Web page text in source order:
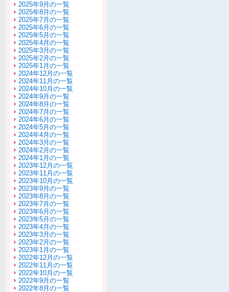
2025年9月の一覧
2025年8月の一覧
2025年7月の一覧
2025年6月の一覧
2025年5月の一覧
2025年4月の一覧
2025年3月の一覧
2025年2月の一覧
2025年1月の一覧
2024年12月の一覧
2024年11月の一覧
2024年10月の一覧
2024年9月の一覧
2024年8月の一覧
2024年7月の一覧
2024年6月の一覧
2024年5月の一覧
2024年4月の一覧
2024年3月の一覧
2024年2月の一覧
2024年1月の一覧
2023年12月の一覧
2023年11月の一覧
2023年10月の一覧
2023年9月の一覧
2023年8月の一覧
2023年7月の一覧
2023年6月の一覧
2023年5月の一覧
2023年4月の一覧
2023年3月の一覧
2023年2月の一覧
2023年1月の一覧
2022年12月の一覧
2022年11月の一覧
2022年10月の一覧
2022年9月の一覧
2022年8月の一覧